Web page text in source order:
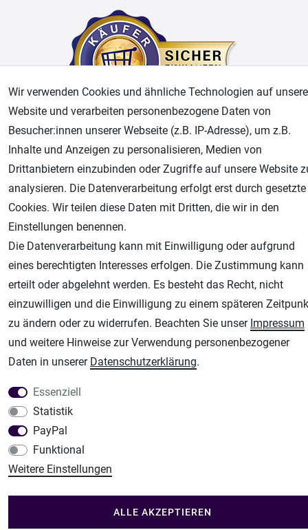
AGB Widerrufsrecht Datenschutz
Unsere weiteren Shops:
Airbrush-City
Fachhandel für: Airbrushpistolen, Kompressoren, Airbrushfarben
Modellbau-City
Modellbau Shop
Plotter-City
Schneideplotter, Transferpressen, Siebdruck und Plotterfolien
Im Shop Kaufen
Küchen Zubehör - Haus/Garten - Tierbedarf
Wir verwenden Cookies und ähnliche Technologien auf
Website und verarbeiten personenbezogene Daten von
Besucher:innen unserer Webseite (z.B. IP-Adresse), um z.B.
Inhalte und Anzeigen zu personalisieren, Medien von
Drittanbietern einzubinden oder Zugriffe auf unsere Website
analysieren. Die Datenverarbeitung erfolgt erst durch gesetzte
Cookies. Wir teilen diese Daten mit Dritten, die wir in den
Einstellungen benennen.
Die Datenverarbeitung kann mit Einwilligung oder aufgrund
eines berechtigten Interesses erfolgen. Die Zustimmung kann
erteilt oder abgelehnt werden. Es besteht das Recht, nicht
einzuwilligen und die Einwilligung zu einem späteren
zu ändern oder zu widerrufen. Beachten Sie unser Impressum
und weitere Hinweise zur Verwendung personenbezogener
Daten in unserer Daten­schutz­erklärung.
Essenziell
Statistik
PayPal
Funktional
Weitere Einstellungen
ALLE AKZEPTIEREN